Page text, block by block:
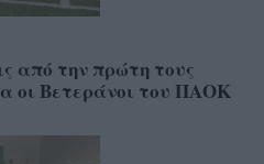
από την πρώτη τους
οι Βετεράνοι του ΠΑΟΚ